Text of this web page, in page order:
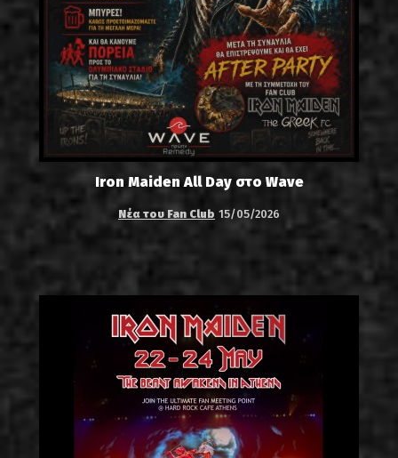
Iron Maiden All Day στο Wave
Νέα του Fan Club 15/05/2026